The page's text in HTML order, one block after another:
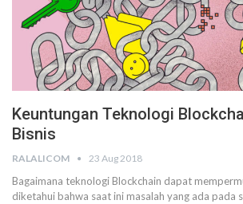
Keuntungan Teknologi
Bisnis
RALALICOM 23 Aug 2018
Bagaimana teknologi Blockchain dapat
diketahui bahwa saat ini masalah yang ada pada